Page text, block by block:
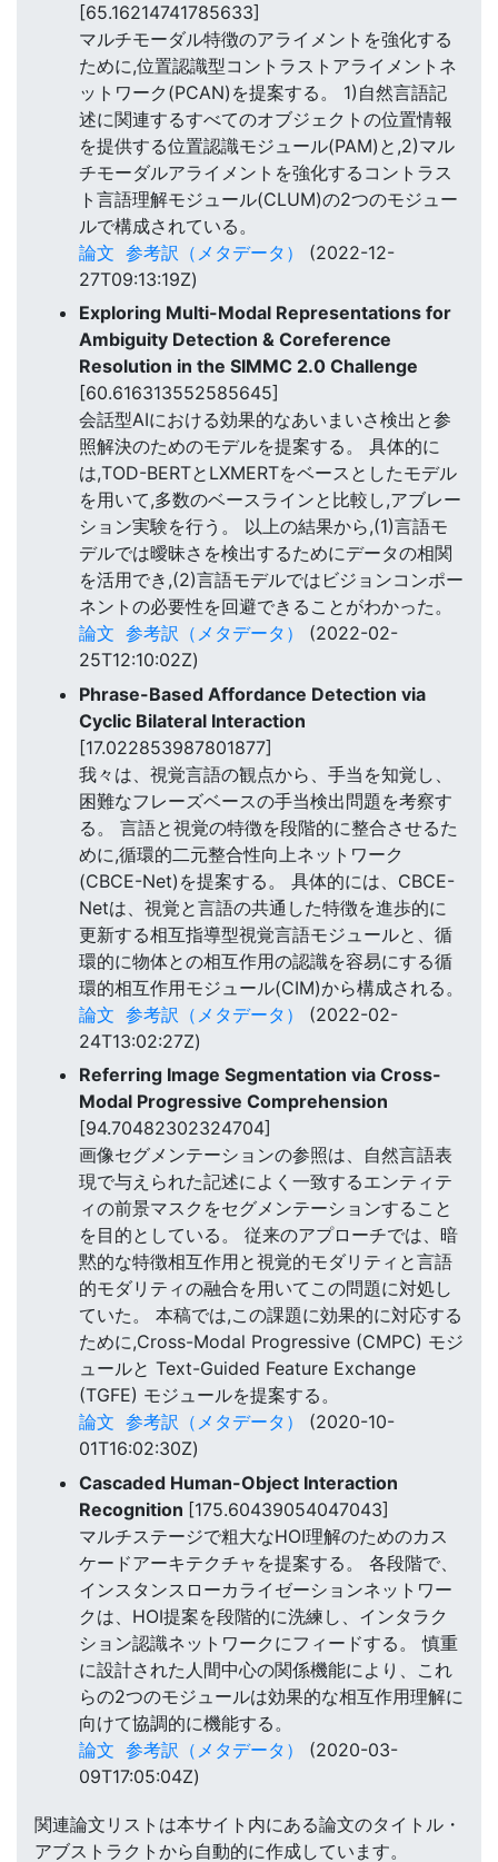
[65.16214741785633]
マルチモーダル特徴のアライメントを強化する
ために,位置認識型コントラストアライメントネ
ットワーク(PCAN)を提案する。 1)自然言語記
述に関連するすべてのオブジェクトの位置情報
を提供する位置認識モジュール(PAM)と,2)マル
チモーダルアライメントを強化するコントラス
ト言語理解モジュール(CLUM)の2つのモジュー
ルで構成されている。
論文 参考訳（メタデータ）
(2022-12-
27T09:13:19Z)
Exploring Multi-Modal Representations for
Ambiguity Detection & Coreference
Resolution in the SIMMC 2.0 Challenge
[60.616313552585645]
会話型AIにおける効果的なあいまいさ検出と参
照解決のためのモデルを提案する。 具体的に
は,TOD-BERTとLXMERTをベースとしたモデル
を用いて,多数のベースラインと比較し,アブレー
ション実験を行う。 以上の結果から,(1)言語モ
デルでは曖昧さを検出するためにデータの相関
を活用でき,(2)言語モデルではビジョンコンポー
ネントの必要性を回避できることがわかった。
論文 参考訳（メタデータ）
(2022-02-
25T12:10:02Z)
Phrase-Based Affordance Detection via
Cyclic Bilateral Interaction
[17.022853987801877]
我々は、視覚言語の観点から、手当を知覚し、
困難なフレーズベースの手当検出問題を考察す
る。 言語と視覚の特徴を段階的に整合させるた
めに,循環的二元整合性向上ネットワーク
(CBCE-Net)を提案する。 具体的には、CBCE-
Netは、視覚と言語の共通した特徴を進歩的に
更新する相互指導型視覚言語モジュールと、循
環的に物体との相互作用の認識を容易にする循
環的相互作用モジュール(CIM)から構成される。
論文 参考訳（メタデータ）
(2022-02-
24T13:02:27Z)
Referring Image Segmentation via Cross-
Modal Progressive Comprehension
[94.70482302324704]
画像セグメンテーションの参照は、自然言語表
現で与えられた記述によく一致するエンティテ
ィの前景マスクをセグメンテーションすること
を目的としている。 従来のアプローチでは、暗
黙的な特徴相互作用と視覚的モダリティと言語
的モダリティの融合を用いてこの問題に対処し
ていた。 本稿では,この課題に効果的に対応する
ために,Cross-Modal Progressive (CMPC) モジ
ュールと Text-Guided Feature Exchange
(TGFE) モジュールを提案する。
論文 参考訳（メタデータ）
(2020-10-
01T16:02:30Z)
Cascaded Human-Object Interaction
Recognition [175.60439054047043]
マルチステージで粗大なHOI理解のためのカス
ケードアーキテクチャを提案する。 各段階で、
インスタンスローカライゼーションネットワー
クは、HOI提案を段階的に洗練し、インタラク
ション認識ネットワークにフィードする。 慎重
に設計された人間中心の関係機能により、これ
らの2つのモジュールは効果的な相互作用理解に
向けて協調的に機能する。
論文 参考訳（メタデータ）
(2020-03-
09T17:05:04Z)
関連論文リストは本サイト内にある論文のタイトル・
アブストラクトから自動的に作成しています。